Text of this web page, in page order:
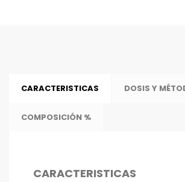
CARACTERISTICAS DOSIS Y
COMPOSICIÓN %
CARACTERISTICAS